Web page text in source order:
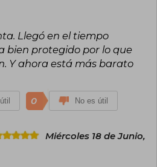
Llegó en el tiempo
bien protegido por lo que
Y ahora está más barato
0 No es útil
Miércoles 18 de Junio,